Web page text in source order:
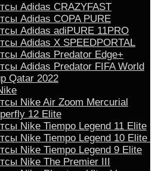
Adidas CRAZYFAST
Adidas COPA PURE
Adidas adiPURE 11PRO
Аdidas X SPEEDPORTAL
Аdidas Predator Edge+
Аdidas Predator FIFA World
Qatar 2022
Nike Air Zoom Mercurial
12 Elite
Nike Tiempo Legend 11 Elite
Nike Tiempo Legend 10 Elite
Nike Tiempo Legend 9 Elite
Nike The Premier III